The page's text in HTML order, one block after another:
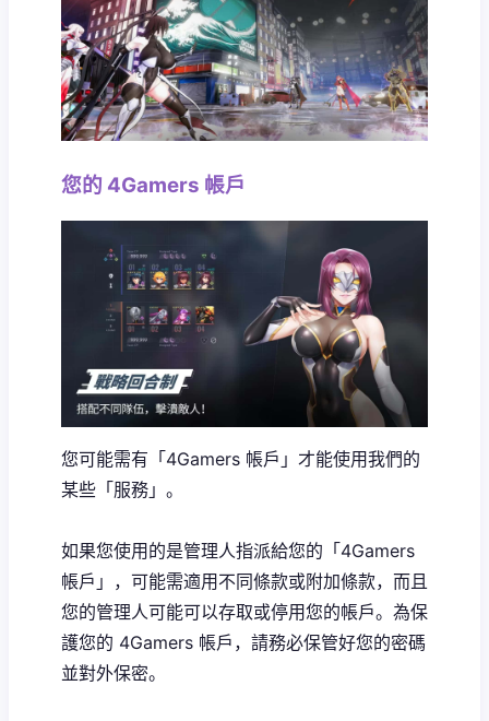
您的 4Gamers 帳戶
您可能需有「4Gamers 帳戶」才能使用我們的
某些「服務」。
如果您使用的是管理人指派給您的「4Gamers
帳戶」，可能需適用不同條款或附加條款，而且
您的管理人可能可以存取或停用您的帳戶。為保
護您的 4Gamers 帳戶，請務必保管好您的密碼
並對外保密。